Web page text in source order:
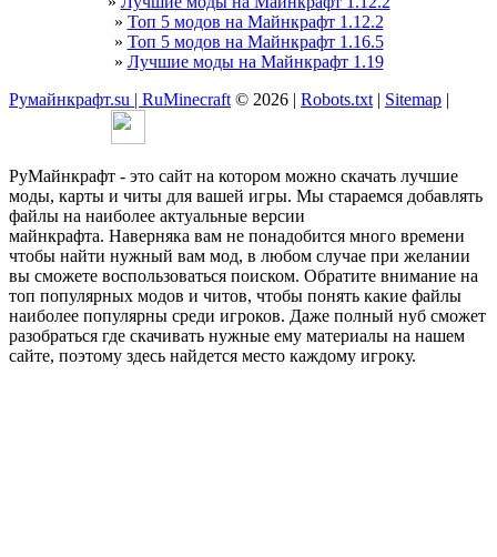
» Топ 5 модов на Майнкрафт 1.12.2
» Топ 5 модов на Майнкрафт 1.16.5
» Лучшие моды на Майнкрафт 1.19
Румайнкрафт.su | RuMinecraft © 2026 | Robots.txt | Sitemap |
РуМайнкрафт - это сайт на котором можно скачать лучшие
моды, карты и читы для вашей игры. Мы стараемся добавлять
файлы на наиболее актуальные версии
майнкрафта. Наверняка вам не понадобится много времени
чтобы найти нужный вам мод, в любом случае при желании
вы сможете воспользоваться поиском. Обратите внимание на
топ популярных модов и читов, чтобы понять какие файлы
наиболее популярны среди игроков. Даже полный нуб сможет
разобраться где скачивать нужные ему материалы на нашем
сайте, поэтому здесь найдется место каждому игроку.